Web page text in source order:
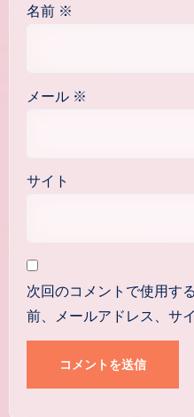
名前 ※
メール ※
サイト
次回のコメントで使用す
前、メールアドレス、サ